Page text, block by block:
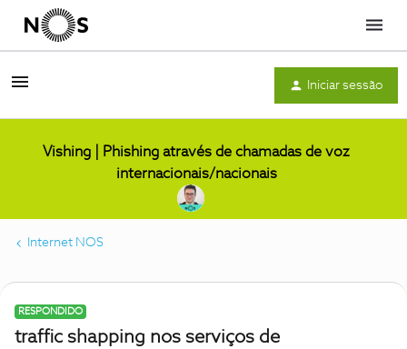
Menu
Iniciar sessão
Vishing | Phishing através de chamadas de voz
internacionais/nacionais
Internet NOS
RESPONDIDO
traffic shapping nos serviços de